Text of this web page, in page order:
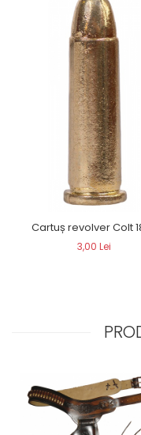
Cartuș revolver Colt
3,00 Lei